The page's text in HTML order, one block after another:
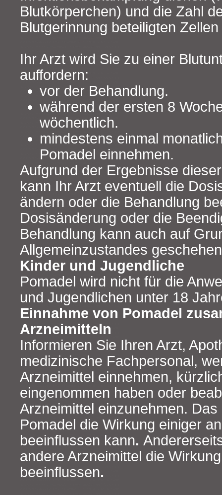
Blutkörperchen) und die Zahl
Blutgerinnung beteiligten
Ihr Arzt wird Sie zu einer
auffordern:
vor der Behandlung.
während der ersten 8
wöchentlich.
mindestens einmal
Pomadel einnehmen.
Aufgrund der Ergebnisse
kann Ihr Arzt eventuell die
ändern oder die Behandlung
Dosisänderung oder die
Behandlung kann auch auf
Allgemeinzustandes
Kinder und Jugendliche
Pomadel wird nicht für die
und Jugendlichen unter 18
Einnahme von Pomadel
Arzneimitteln
Informieren Sie Ihren Arzt,
medizinische Fachpersonal,
Arzneimittel einnehmen,
eingenommen haben oder
Arzneimittel einzunehmen.
Pomadel die Wirkung einiger
beeinflussen kann.
andere Arzneimittel die
beeinflussen.